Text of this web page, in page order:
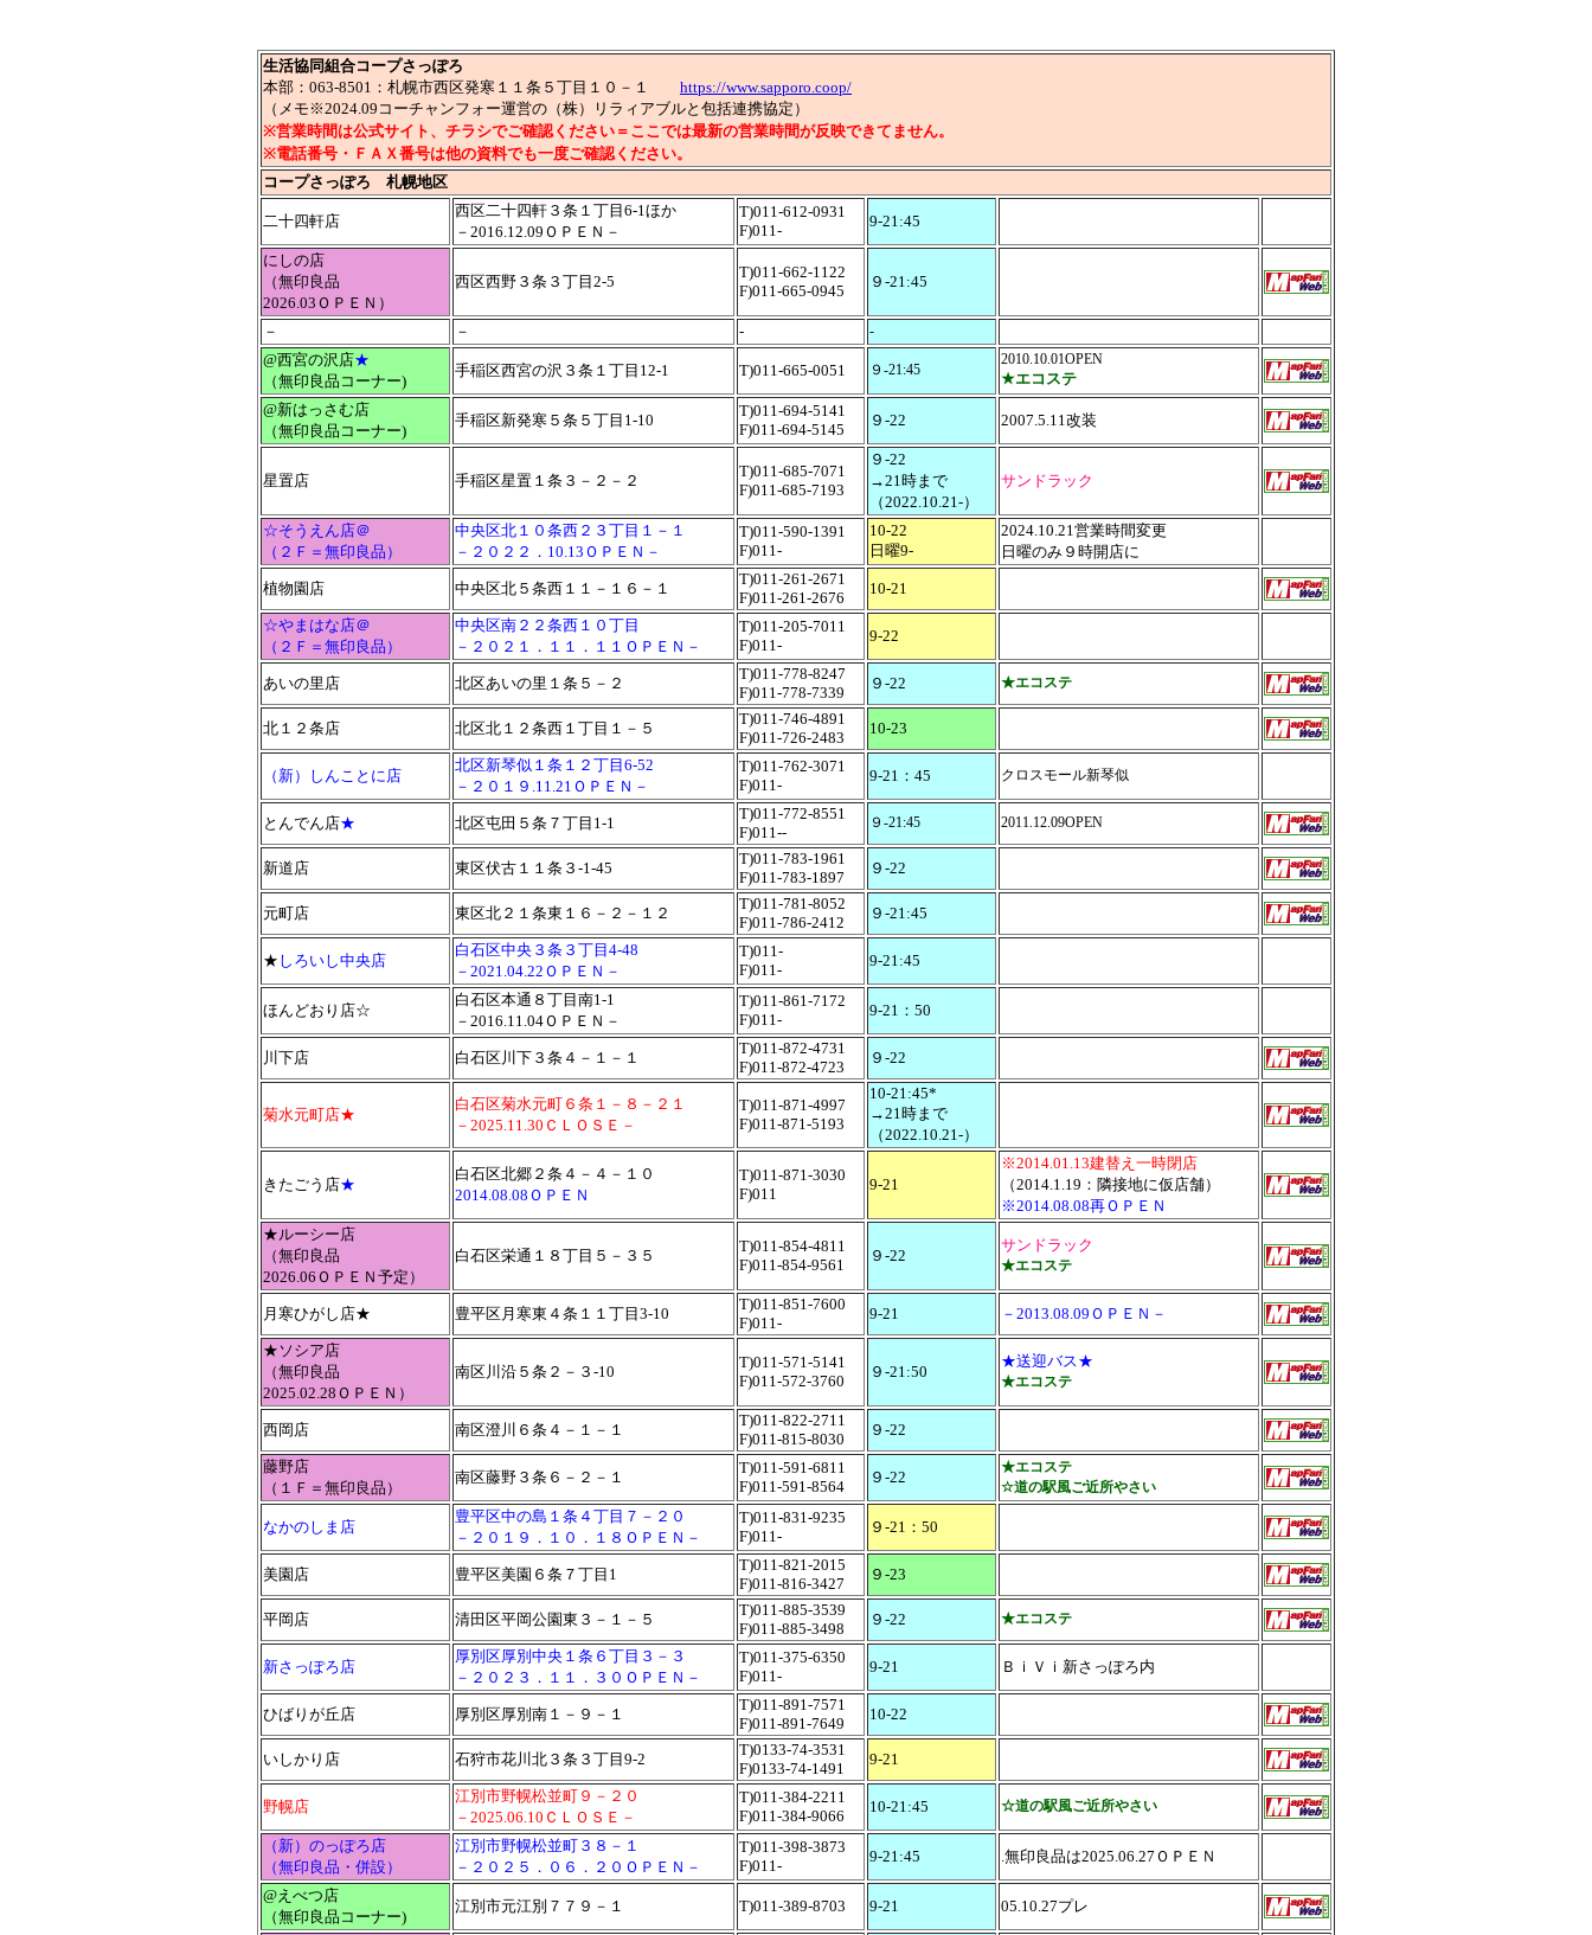
生活協同組合コープさっぽろ
本部：063-8501：札幌市西区発寒１１条５丁目１０－１ https://www.sapporo.coop/
（メモ※2024.09コーチャンフォー運営の（株）リラィアブルと包括連携協定）
※営業時間は公式サイト、チラシでご確認ください＝ここでは最新の営業時間が反映できてません。
※電話番号・ＦＡＸ番号は他の資料でも一度ご確認ください。
コープさっぽろ 札幌地区
二十四軒店
西区二十四軒３条１丁目6-1ほか
－2016.12.09ＯＰＥＮ－
T)011-612-0931
F)011-
9-21:45
にしの店
（無印良品
2026.03ＯＰＥＮ）
西区西野３条３丁目2-5
T)011-662-1122
F)011-665-0945
９-21:45
－ － - -
@西宮の沢店★
（無印良品コーナー)
手稲区西宮の沢３条１丁目12-1 T)011-665-0051 ９-21:45
2010.10.01OPEN
★エコステ
@新はっさむ店
（無印良品コーナー)
手稲区新発寒５条５丁目1-10
T)011-694-5141
F)011-694-5145
９-22 2007.5.11改装
星置店 手稲区星置１条３－２－２
T)011-685-7071
F)011-685-7193
９-22
→21時まで
（2022.10.21-）
サンドラック
☆そうえん店＠
（２Ｆ＝無印良品）
中央区北１０条西２３丁目１－１
－２０２２．10.13ＯＰＥＮ－
T)011-590-1391
F)011-
10-22
日曜9-
2024.10.21営業時間変更
日曜のみ９時開店に
植物園店 中央区北５条西１１－１６－１
T)011-261-2671
F)011-261-2676
10-21
☆やまはな店＠
（２Ｆ＝無印良品）
中央区南２２条西１０丁目
－２０２１．１１．１１ＯＰＥＮ－
T)011-205-7011
F)011-
9-22
あいの里店 北区あいの里１条５－２
T)011-778-8247
F)011-778-7339
９-22 ★エコステ
北１２条店 北区北１２条西１丁目１－５
T)011-746-4891
F)011-726-2483
10-23
（新）しんことに店
北区新琴似１条１２丁目6-52
－２０１９.11.21ＯＰＥＮ－
T)011-762-3071
F)011-
9-21：45 クロスモール新琴似
とんでん店★ 北区屯田５条７丁目1-1
T)011-772-8551
F)011--
９-21:45 2011.12.09OPEN
新道店 東区伏古１１条３-1-45
T)011-783-1961
F)011-783-1897
９-22
元町店 東区北２１条東１６－２－１２
T)011-781-8052
F)011-786-2412
９-21:45
★ しろいし中央店
白石区中央３条３丁目4-48
－2021.04.22ＯＰＥＮ－
T)011-
F)011-
9-21:45
ほんどおり店☆
白石区本通８丁目南1-1
－2016.11.04ＯＰＥＮ－
T)011-861-7172
F)011-
9-21：50
川下店 白石区川下３条４－１－１
T)011-872-4731
F)011-872-4723
９-22
菊水元町店★
白石区菊水元町６条１－８－２１
－2025.11.30ＣＬＯＳＥ－
T)011-871-4997
F)011-871-5193
10-21:45*
→21時まで
（2022.10.21-）
きたごう店★
白石区北郷２条４－４－１０
2014.08.08ＯＰＥＮ
T)011-871-3030
F)011
9-21
※2014.01.13建替え一時閉店
（2014.1.19：隣接地に仮店舗）
※2014.08.08再ＯＰＥＮ
★ルーシー店
（無印良品
2026.06ＯＰＥＮ予定）
白石区栄通１８丁目５－３５
T)011-854-4811
F)011-854-9561
９-22
サンドラック
★エコステ
月寒ひがし店★ 豊平区月寒東４条１１丁目3-10
T)011-851-7600
F)011-
9-21 －2013.08.09ＯＰＥＮ－
★ソシア店
（無印良品
2025.02.28ＯＰＥＮ）
南区川沿５条２－３-10
T)011-571-5141
F)011-572-3760
９-21:50
★送迎バス★
★エコステ
西岡店 南区澄川６条４－１－１
T)011-822-2711
F)011-815-8030
９-22
藤野店
（１Ｆ＝無印良品）
南区藤野３条６－２－１
T)011-591-6811
F)011-591-8564
９-22
★エコステ
☆道の駅風ご近所やさい
なかのしま店
豊平区中の島１条４丁目７－２０
－２０１９．１０．１８ＯＰＥＮ－
T)011-831-9235
F)011-
９-21：50
美園店 豊平区美園６条７丁目1
T)011-821-2015
F)011-816-3427
９-23
平岡店 清田区平岡公園東３－１－５
T)011-885-3539
F)011-885-3498
９-22 ★エコステ
新さっぽろ店
厚別区厚別中央１条６丁目３－３
－２０２３．１１．３０ＯＰＥＮ－
T)011-375-6350
F)011-
9-21 ＢｉＶｉ新さっぽろ内
ひばりが丘店 厚別区厚別南１－９－１
T)011-891-7571
F)011-891-7649
10-22
いしかり店 石狩市花川北３条３丁目9-2
T)0133-74-3531
F)0133-74-1491
9-21
野幌店
江別市野幌松並町９－２０
－2025.06.10ＣＬＯＳＥ－
T)011-384-2211
F)011-384-9066
10-21:45 ☆道の駅風ご近所やさい
（新）のっぽろ店
（無印良品・併設）
江別市野幌松並町３８－１
－２０２５．０６．２０ＯＰＥＮ－
T)011-398-3873
F)011-
9-21:45 .無印良品は2025.06.27ＯＰＥＮ
@えべつ店
（無印良品コーナー)
江別市元江別７７９－１ T)011-389-8703 9-21 05.10.27プレ